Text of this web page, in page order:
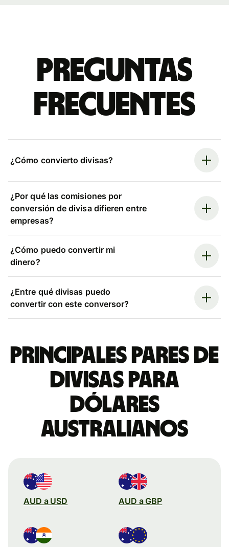
Preguntas
frecuentes
¿Cómo convierto divisas?
¿Por qué las comisiones por
conversión de divisa difieren entre
empresas?
¿Cómo puedo convertir mi
dinero?
¿Entre qué divisas puedo
convertir con este conversor?
Principales pares de
divisas para
dólares
australianos
AUD a USD AUD a GBP